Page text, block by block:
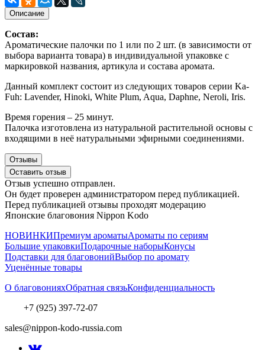
Описание
Состав:
Ароматические палочки по 1 или по 2 шт. (в зависимости от
выбора варианта товара) в индивидуальной упаковке с
маркировкой названия, артикула и состава аромата.
Данный комплект состоит из следующих товаров серии Ka-
Fuh: Lavender, Hinoki, White Plum, Aqua, Daphne, Neroli, Iris.
Время горения – 25 минут.
Палочка изготовлена из натуральной растительной основы с
входящими в неё натуральными эфирными соединениями.
Отзывы
Оставить отзыв
Отзыв успешно отправлен.
Он будет проверен администратором перед публикацией.
Перед публикацией отзывы проходят модерацию
Японские благовония Nippon Kodo
НОВИНКИПремиум ароматыАроматы по сериям
Большие упаковкиПодарочные наборыКонусы
Подставки для благовонийВыбор по аромату
Уценённые товары
О благовонияхОбратная связьКонфиденциальность
+7 (925) 397-72-07
sales@nippon-kodo-russia.com